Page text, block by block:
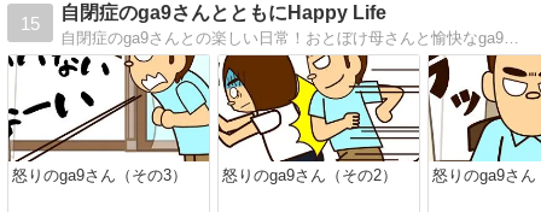
15
自閉症のga9さんとともにHappy Life
自閉症のga9さんとの楽しい日常！おとぼけ母さんと愉快なga9さんの絵日記ブログ
怒りのga9さん（その3） 怒りのga9さん（その2） 怒りのga9さん